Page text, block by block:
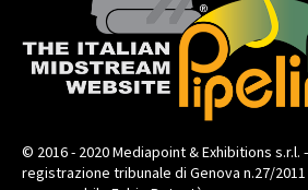
© 2016 - 2020 Mediapoint & Exhibitions s.r.l.
registrazione tribunale di Genova n.27/